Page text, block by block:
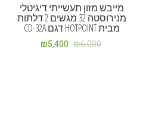
מייבש מזון תעשייתי דיגיטלי
מנירוסטה 32 מגשים 2 דלתות
מבית HOTPOINT דגם CD-32A
₪6,000
₪5,400